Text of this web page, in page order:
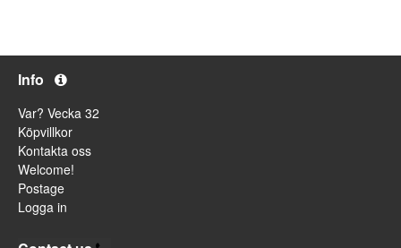
Info
Var? Vecka 32
Köpvillkor
Kontakta oss
Welcome!
Postage
Logga in